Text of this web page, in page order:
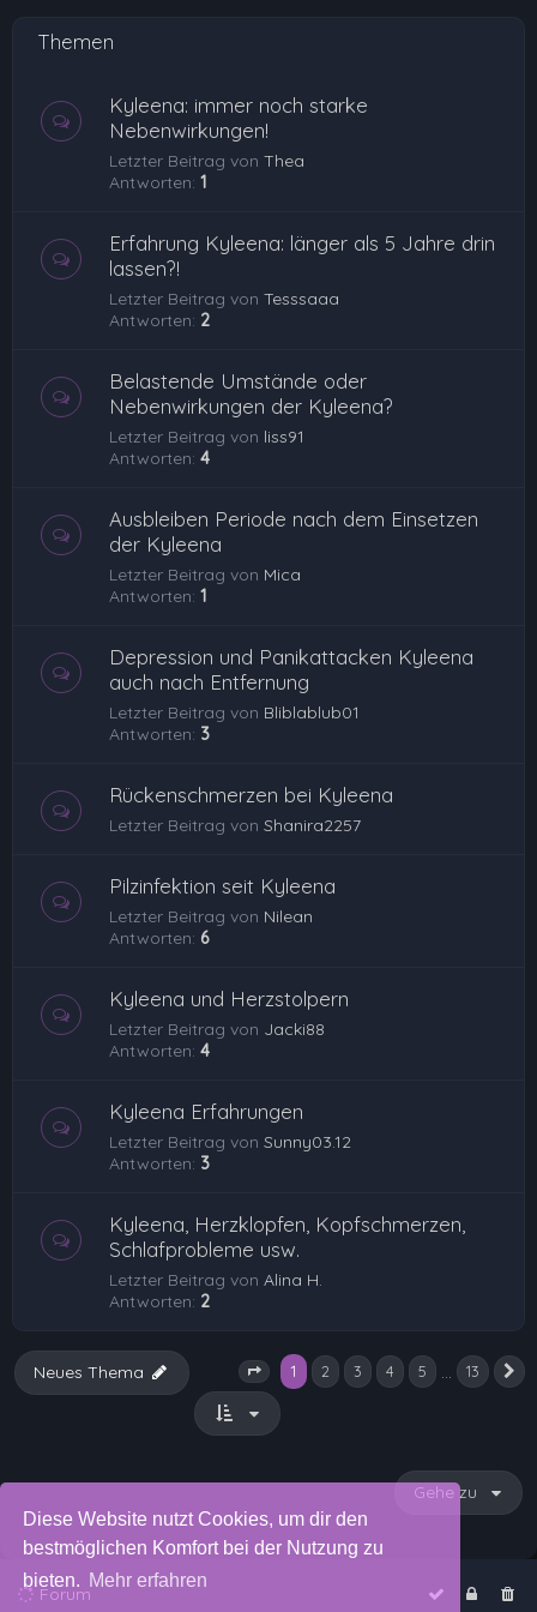
Diese Website nutzt Cookies, um dir den
bestmöglichen Komfort bei der Nutzung zu
bieten. Mehr erfahren
Themen
Kyleena: immer noch starke
Nebenwirkungen!
Letzter Beitrag von Thea
Antworten: 1
Erfahrung Kyleena: länger als 5 Jahre drin
lassen?!
Letzter Beitrag von Tesssaaa
Antworten: 2
Belastende Umstände oder
Nebenwirkungen der Kyleena?
Letzter Beitrag von liss91
Antworten: 4
Ausbleiben Periode nach dem Einsetzen
der Kyleena
Letzter Beitrag von Mica
Antworten: 1
Depression und Panikattacken Kyleena
auch nach Entfernung
Letzter Beitrag von Bliblablub01
Antworten: 3
Rückenschmerzen bei Kyleena
Letzter Beitrag von Shanira2257
Pilzinfektion seit Kyleena
Letzter Beitrag von Nilean
Antworten: 6
Kyleena und Herzstolpern
Letzter Beitrag von Jacki88
Antworten: 4
Kyleena Erfahrungen
Letzter Beitrag von Sunny03.12
Antworten: 3
Kyleena, Herzklopfen, Kopfschmerzen,
Schlafprobleme usw.
Letzter Beitrag von Alina H.
Antworten: 2
Seite 1 von 13
1 2 3 4 5 13
Neues Thema
Gehe zu
Forum